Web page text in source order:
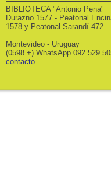
BIBLIOTECA "Antonio Pena"
Durazno 1577 - Peatonal
1578 y Peatonal Sarandí 472
Montevideo - Uruguay
(0598 +) WhatsApp 092 529
contacto